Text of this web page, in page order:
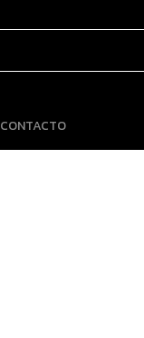
CONTACTO